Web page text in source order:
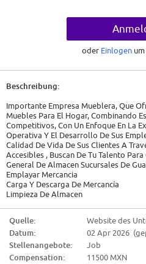
oder Einlogen
Beschreibung:
Importante Empresa Mueblera, Que
Muebles Para El Hogar, Combinando
Competitivos, Con Un Enfoque En La
Operativa Y El Desarrollo De Sus
Calidad De Vida De Sus Clientes A
Accesibles , Buscan De Tu Talento
General De Almacen Sucursales De
Emplayar Mercancia
Carga Y Descarga De Mercancía
Limpieza De Almacen
Tiempo Completo
08:00 - 18:00
Aclaraciones De Horario: L-V- 8:00 A
Hrs. (M. 20-45)
Quelle:
Website des
Datum:
02 Apr 2026
Stellenangebote:
Job
Compensation:
11500 MXN